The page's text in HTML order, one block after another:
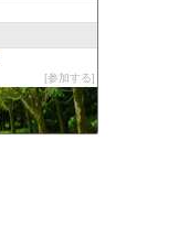
参加する